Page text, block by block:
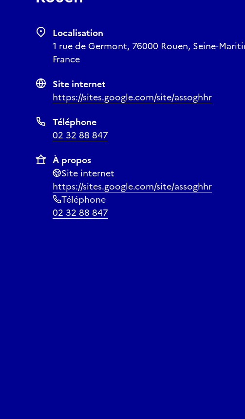
Localisation
1 rue de Germont, 76000 Rouen, Seine-
France
Site internet
https://sites.google.com/site/assoghhr
Téléphone
02 32 88 847
À propos
Site internet
https://sites.google.com/site/assoghhr
Téléphone
02 32 88 847